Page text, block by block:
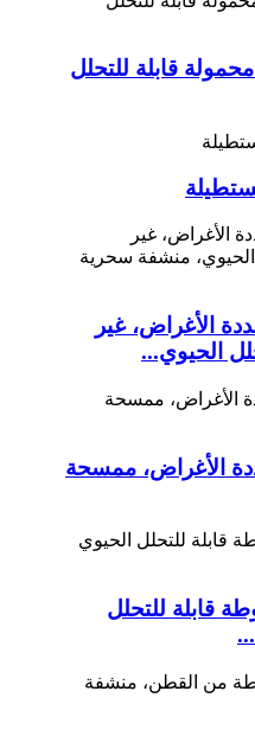
قابلة للتحلل
الأغراض، غير
الحيوي...
الأغراض، ممسحة
قابلة للتحلل